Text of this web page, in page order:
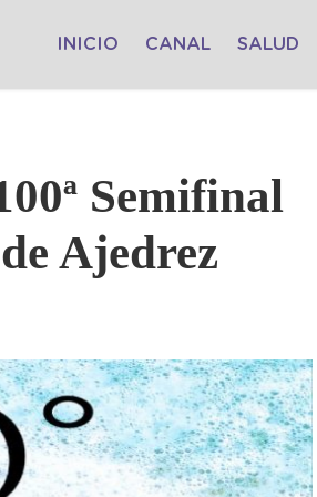
INICIO CANAL SALUD
Semifinal
Ajedrez